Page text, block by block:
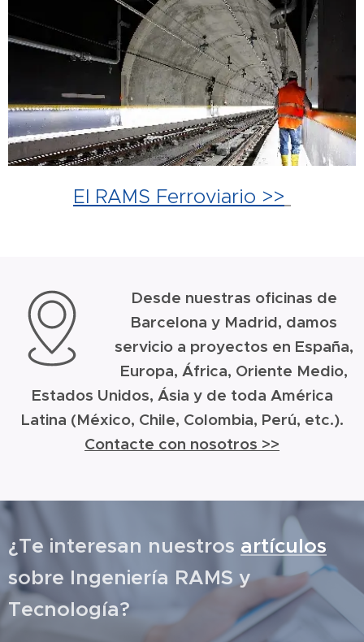
El RAMS Ferroviario >>
Desde nuestras oficinas de
Barcelona y Madrid, damos
servicio a proyectos en España,
Europa, África, Oriente Medio,
Estados Unidos, Ásia y de toda América
Latina (México, Chile, Colombia, Perú, etc.).
Contacte con nosotros >>
¿Te interesan nuestros artículos
sobre Ingeniería RAMS y
Tecnología?